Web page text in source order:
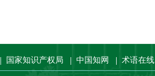
国家知识产权局 中国知网 术语在线